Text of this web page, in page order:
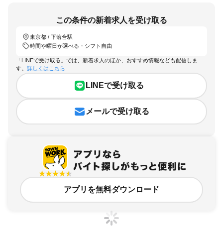
この条件の新着求人を受け取る
東京都 / 下落合駅
時間や曜日が選べる・シフト自由
「LINEで受け取る」では、新着求人のほか、おすすめ情報なども配信しま
す。 詳しくはこちら
LINEで受け取る
メールで受け取る
アプリを無料ダウンロード